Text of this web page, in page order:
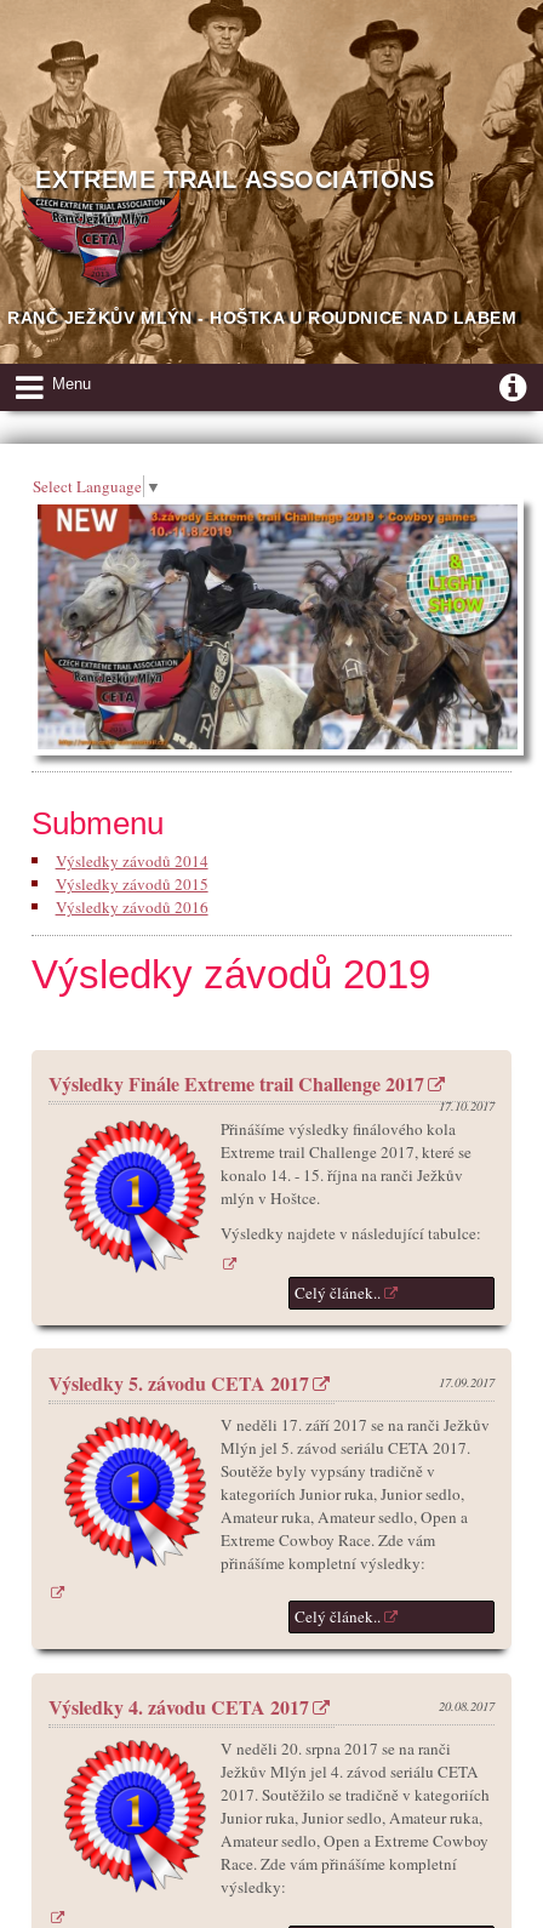
EXTREME TRAIL ASSOCIATIONS
RANČ JEŽKŮV MLÝN - HOŠTKA U ROUDNICE NAD LABEM
Menu
Select Language ▼
Submenu
Výsledky závodů 2014
Výsledky závodů 2015
Výsledky závodů 2016
Výsledky závodů 2019
Výsledky Finále Extreme trail Challenge 2017
17.10.2017
Přinášíme výsledky finálového kola
Extreme trail Challenge 2017, které se
konalo 14. - 15. října na ranči Ježkův
mlýn v Hoštce.
Výsledky najdete v následující tabulce:
Celý článek..
Výsledky 5. závodu CETA 2017 17.09.2017
V neděli 17. září 2017 se na ranči Ježkův
Mlýn jel 5. závod seriálu CETA 2017.
Soutěže byly vypsány tradičně v
kategoriích Junior ruka, Junior sedlo,
Amateur ruka, Amateur sedlo, Open a
Extreme Cowboy Race. Zde vám
přinášíme kompletní výsledky:
Celý článek..
Výsledky 4. závodu CETA 2017 20.08.2017
V neděli 20. srpna 2017 se na ranči
Ježkův Mlýn jel 4. závod seriálu CETA
2017. Soutěžilo se tradičně v kategoriích
Junior ruka, Junior sedlo, Amateur ruka,
Amateur sedlo, Open a Extreme Cowboy
Race. Zde vám přinášíme kompletní
výsledky: